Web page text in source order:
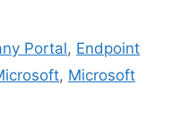
Portal, Endpoint
, Microsoft